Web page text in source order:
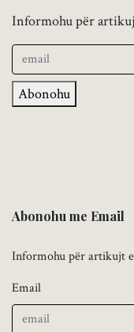
Informohu për
Abonohu
Abonohu me Email
Informohu për artikujt
Email